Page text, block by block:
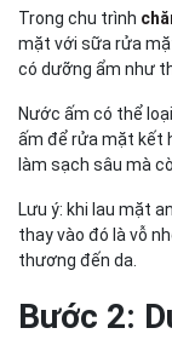
Trong chu trình
mặt với sữa rửa
có dưỡng ẩm như
Nước ấm có thể
ấm để rửa mặt kết
làm sạch sâu mà
Lưu ý: khi lau mặt
thay vào đó là vỗ
thương đến da.
Bước 2: